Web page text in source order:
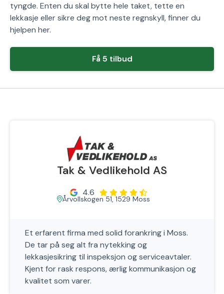
tyngde. Enten du skal bytte hele taket, tette en
lekkasje eller sikre deg mot neste regnskyll, finner du
hjelpen her.
Få 5 tilbud
Tak & Vedlikehold AS
4.6
Årvollskogen 51, 1529 Moss
Et erfarent firma med solid forankring i Moss.
De tar på seg alt fra nytekking og
lekkasjesikring til inspeksjon og serviceavtaler.
Kjent for rask respons, ærlig kommunikasjon og
kvalitet som varer.